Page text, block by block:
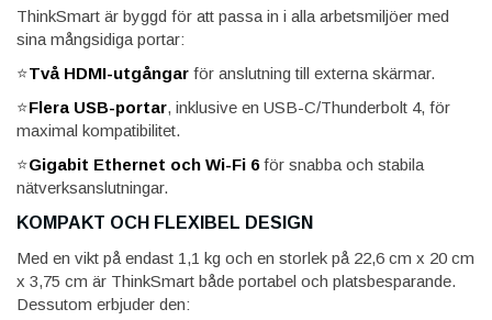
ThinkSmart är byggd för att passa in i alla arbetsmiljöer med
sina mångsidiga portar:
⭐Två HDMI-utgångar för anslutning till externa skärmar.
⭐Flera USB-portar, inklusive en USB-C/Thunderbolt 4, för
maximal kompatibilitet.
⭐Gigabit Ethernet och Wi-Fi 6för snabba och stabila
nätverksanslutningar.
KOMPAKT OCH FLEXIBEL DESIGN
Med en vikt på endast 1,1 kg och en storlek på 22,6 cm x 20 cm
x 3,75 cm är ThinkSmart både portabel och platsbesparande.
Dessutom erbjuder den: